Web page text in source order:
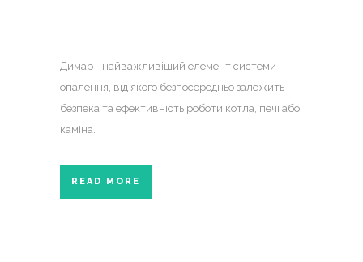
Димар - найважливіший елемент системи
опалення, від якого безпосередньо залежить
безпека та ефективність роботи котла, печі або
каміна.
READ MORE